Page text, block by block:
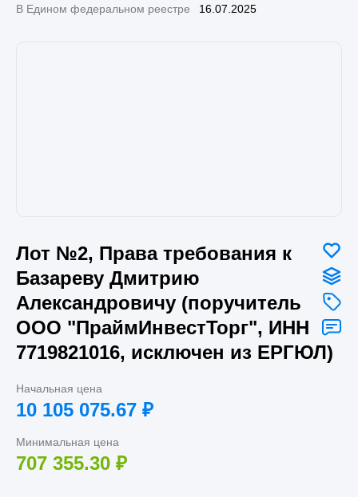
В Едином федеральном реестре
16.07.2025
Лот №2, Права требования к
Базареву Дмитрию
Александровичу (поручитель
ООО "ПраймИнвестТорг", ИНН
7719821016, исключен из ЕРГЮЛ)
Начальная цена
10 105 075.67 ₽
Минимальная цена
707 355.30 ₽